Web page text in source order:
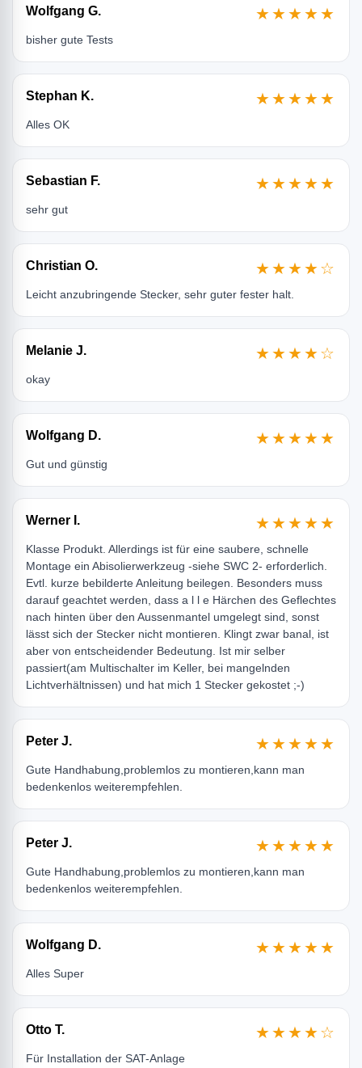
Wolfgang G. ★★★★★
bisher gute Tests
Stephan K. ★★★★★
Alles OK
Sebastian F. ★★★★★
sehr gut
Christian O. ★★★★☆
Leicht anzubringende Stecker, sehr guter fester halt.
Melanie J. ★★★★☆
okay
Wolfgang D. ★★★★★
Gut und günstig
Werner I. ★★★★★
Klasse Produkt. Allerdings ist für eine saubere, schnelle
Montage ein Abisolierwerkzeug -siehe SWC 2- erforderlich.
Evtl. kurze bebilderte Anleitung beilegen. Besonders muss
darauf geachtet werden, dass a l l e Härchen des Geflechtes
nach hinten über den Aussenmantel umgelegt sind, sonst
lässt sich der Stecker nicht montieren. Klingt zwar banal, ist
aber von entscheidender Bedeutung. Ist mir selber
passiert(am Multischalter im Keller, bei mangelnden
Lichtverhältnissen) und hat mich 1 Stecker gekostet ;-)
Peter J. ★★★★★
Gute Handhabung,problemlos zu montieren,kann man
bedenkenlos weiterempfehlen.
Peter J. ★★★★★
Gute Handhabung,problemlos zu montieren,kann man
bedenkenlos weiterempfehlen.
Wolfgang D. ★★★★★
Alles Super
Otto T. ★★★★☆
Für Installation der SAT-Anlage